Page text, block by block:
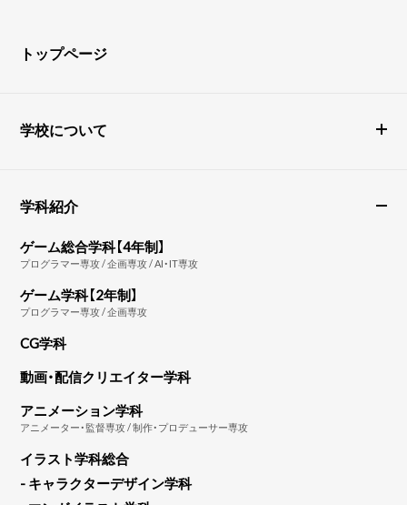
トップページ
学校について
学科紹介
ゲーム総合学科【4年制】
プログラマー専攻 / 企画専攻 / AI・IT専攻
ゲーム学科【2年制】
プログラマー専攻 / 企画専攻
CG学科
動画・配信クリエイター学科
アニメーション学科
アニメーター・監督専攻 / 制作・プロデューサー専攻
イラスト学科総合
- キャラクターデザイン学科